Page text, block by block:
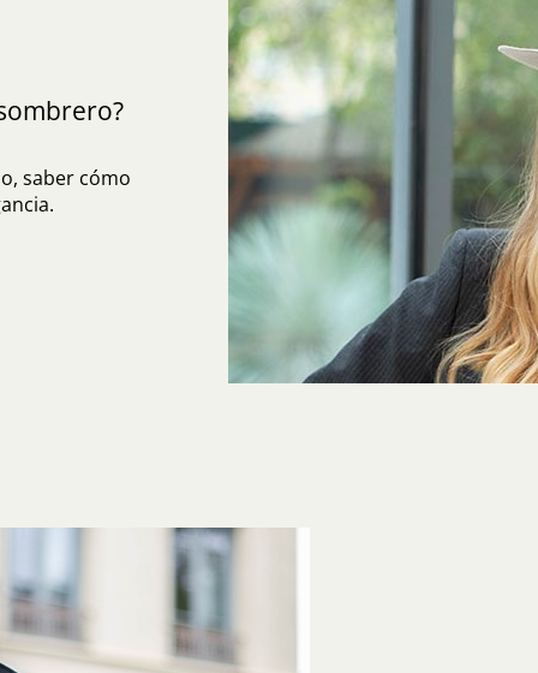
saber cómo